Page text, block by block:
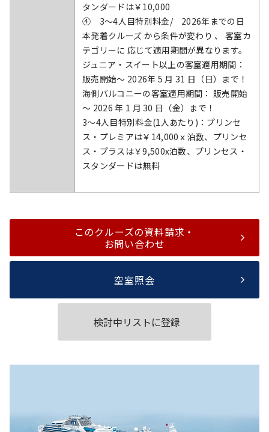
タンダードは￥10,000
④ 3～4人目特別料金/ 2026年までの日
本発着クルーズ から条件が変わり 、 客室カ
テゴリーに 応じて適用期間が異なります。
ジュニア・スイート以上の客室適用期間：
販売開始～ 2026年 5 月 31 日（日）まで！
海側バルコニーの客室適用期間： 販売開始
～ 2026 年 1 月 30 日（金）まで！
3～4人目特別料金(1人あたり)：プリンセ
ス・プレミアは￥14,000ｘ泊数、プリンセ
ス・プラスは￥9,500x泊数、プリンセス・
スタンダードは無料
このクルーズの資料請求・
お問い合わせ
空室照会
検討中リストに登録